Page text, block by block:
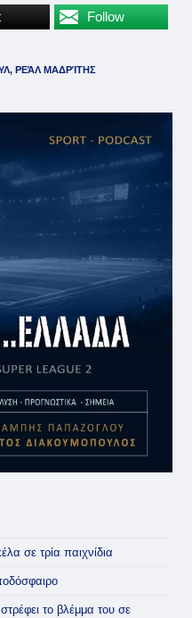
Follow
, ΡΕΆΛ ΜΑΔΡΊΤΗΣ
σε τρία παιχνίδια
το βλέμμα του σε